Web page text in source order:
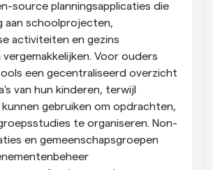
source planningsapplicaties die
aan schoolprojecten,
activiteiten en gezins
Voor ouders
een gecentraliseerd overzicht
van hun kinderen, terwijl
gebruiken om opdrachten,
te organiseren. Non-
en gemeenschapsgroepen